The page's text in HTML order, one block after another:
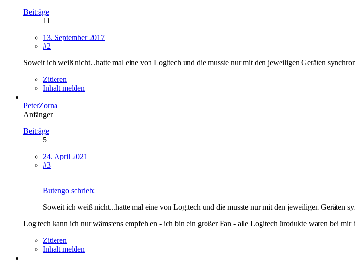
Beiträge
11
13. September 2017
#2
Soweit ich weiß nicht...hatte mal eine von Logitech und die musste nur mit den jeweiligen Geräten
Zitieren
Inhalt melden
PeterZorna
Anfänger
Beiträge
5
24. April 2021
#3
Butengo schrieb:
Soweit ich weiß nicht...hatte mal eine von Logitech und die musste nur mit den jeweiligen Geräten
Logitech kann ich nur wämstens empfehlen - ich bin ein großer Fan - alle Logitech ürodukte waren bei
Zitieren
Inhalt melden